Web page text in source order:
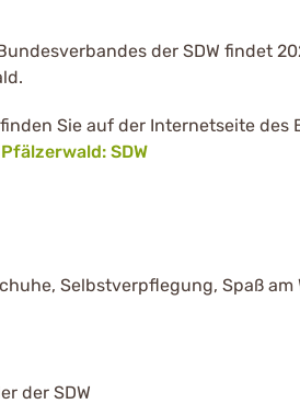
der SDW findet
Sie auf der Internetseite des
SDW
Selbstverpflegung, Spaß am
der SDW